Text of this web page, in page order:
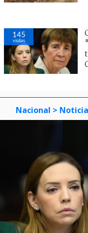
145
visitas
Nacional > Noticia